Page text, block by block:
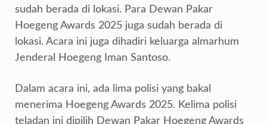
sudah berada di lokasi. Para Dewan Pakar
Hoegeng Awards 2025 juga sudah berada di
lokasi. Acara ini juga dihadiri keluarga almarhum
Jenderal Hoegeng Iman Santoso.
Dalam acara ini, ada lima polisi yang bakal
menerima Hoegeng Awards 2025. Kelima polisi
teladan ini dipilih Dewan Pakar Hoegeng Awards